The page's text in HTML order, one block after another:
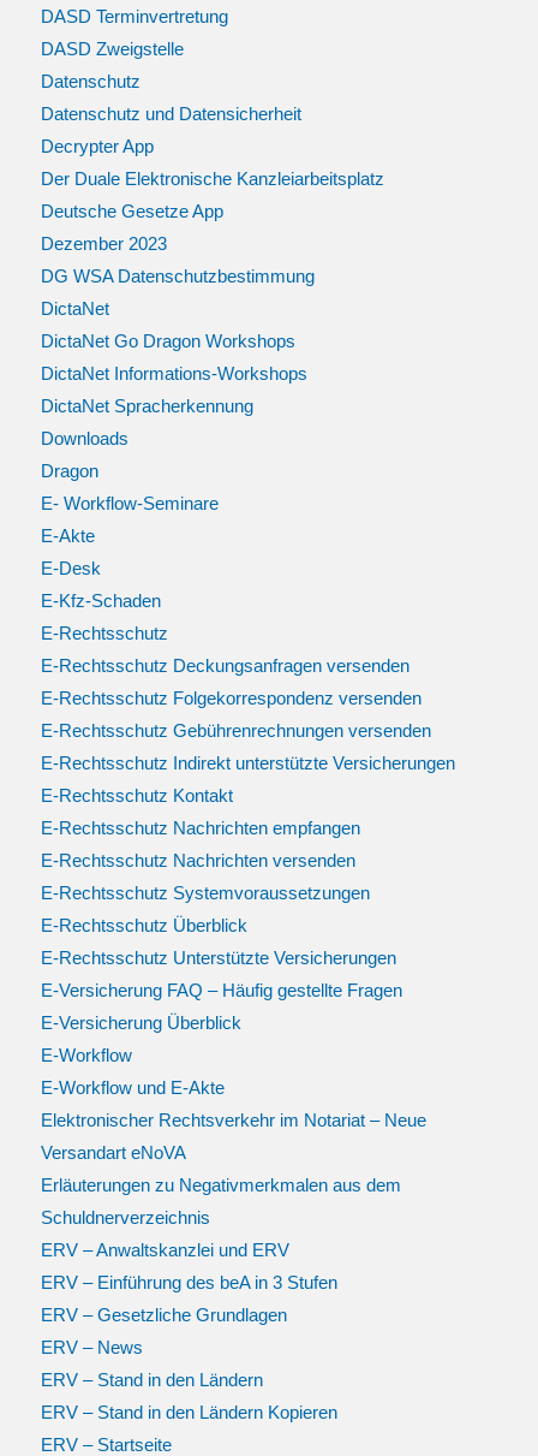
DASD Terminvertretung
DASD Zweigstelle
Datenschutz
Datenschutz und Datensicherheit
Decrypter App
Der Duale Elektronische Kanzleiarbeitsplatz
Deutsche Gesetze App
Dezember 2023
DG WSA Datenschutzbestimmung
DictaNet
DictaNet Go Dragon Workshops
DictaNet Informations-Workshops
DictaNet Spracherkennung
Downloads
Dragon
E- Workflow-Seminare
E-Akte
E-Desk
E-Kfz-Schaden
E-Rechtsschutz
E-Rechtsschutz Deckungsanfragen versenden
E-Rechtsschutz Folgekorrespondenz versenden
E-Rechtsschutz Gebührenrechnungen versenden
E-Rechtsschutz Indirekt unterstützte Versicherungen
E-Rechtsschutz Kontakt
E-Rechtsschutz Nachrichten empfangen
E-Rechtsschutz Nachrichten versenden
E-Rechtsschutz Systemvoraussetzungen
E-Rechtsschutz Überblick
E-Rechtsschutz Unterstützte Versicherungen
E-Versicherung FAQ – Häufig gestellte Fragen
E-Versicherung Überblick
E-Workflow
E-Workflow und E-Akte
Elektronischer Rechtsverkehr im Notariat – Neue
Versandart eNoVA
Erläuterungen zu Negativmerkmalen aus dem
Schuldnerverzeichnis
ERV – Anwaltskanzlei und ERV
ERV – Einführung des beA in 3 Stufen
ERV – Gesetzliche Grundlagen
ERV – News
ERV – Stand in den Ländern
ERV – Stand in den Ländern Kopieren
ERV – Startseite